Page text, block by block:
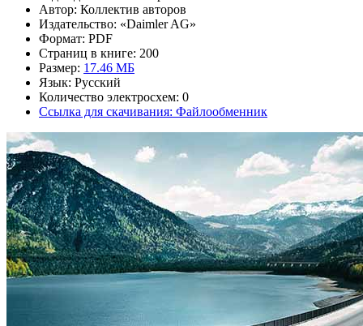
Автор: Коллектив авторов
Издательство: «Daimler AG»
Формат: PDF
Страниц в книге: 200
Размер: 17.46 МБ
Язык: Русский
Количество электросхем: 0
Ссылка для скачивания: Файлообменник